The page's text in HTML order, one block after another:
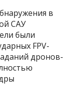
в
САУ
были
FPV-
дронов-